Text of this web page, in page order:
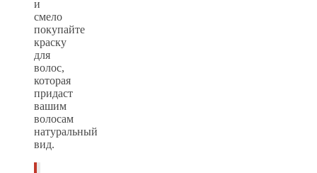
и
смело
покупайте
краску
для
волос,
которая
придаст
вашим
волосам
натуральный
вид.